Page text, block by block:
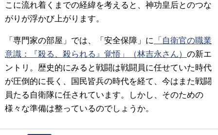
こに流れ着くまでの経緯を考えると、神功皇后とのつな
がりが浮かび上がります。
「専門家の部屋」では、「安全保障」に 「自衛官の職業
意識：『殺る、殺られる』覚悟」（林吉永さん） の新エ
ントリ。歴史的にみると戦闘は戦闘員に任せていた時代
が圧倒的に長く、国民皆兵の時代を経て、今はまた戦闘
員たる自衛隊に任されています。しかし、そのための
様々な準備は整っているのでしょうか。